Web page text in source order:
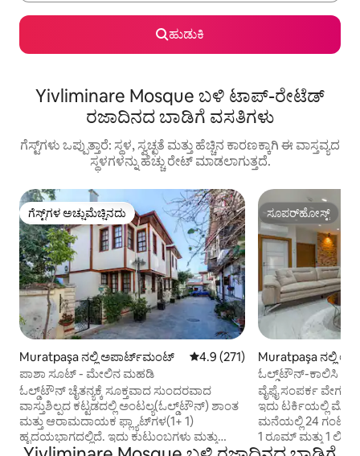
ಹುಡುಕಿ
Yivliminare Mosque ಬಳಿ ಟಾಪ್-ರೇಟೆಡ್
ರಜಾದಿನದ ಬಾಡಿಗೆ ವಸತಿಗಳು
ಗೆಸ್ಟ್‌ಗಳು ಒಪ್ಪುತ್ತಾರೆ: ಸ್ಥಳ, ಸ್ವಚ್ಛತೆ ಮತ್ತು ಹೆಚ್ಚಿನ ಕಾರಣಕ್ಕಾಗಿ ಈ ವಾಸ್ತವ್ಯದ
ಸ್ಥಳಗಳನ್ನು ಹೆಚ್ಚು ರೇಟ್ ಮಾಡಲಾಗುತ್ತದೆ.
ಗೆಸ್ಟ್‌ಗಳ ಅಚ್ಚುಮೆಚ್ಚಿನದು
ಗೆಸ್ಟ್‌ಗಳ ಅಚ್ಚುಮೆಚ್ಚಿನದು
Muratpaşa ನಲ್ಲಿ ಅಪಾರ್ಟ್‌ಮಂಟ್ 5 ರಲ್ಲಿ 4.9 ಸರಾಸರಿ ರೇಟಿಂಗ್, 271
4.9 (271)
ಪಾಶಾ ಸೂಟ್ - ಮೇಲಿನ ಮಹಡಿ
ಓಲ್ಡ್‌ಟೌನ್ ಚೈತನ್ಯಕ್ಕೆ ಸೂಕ್ತವಾದ ಸುಂದರವಾದ
ವಾಸ್ತುಶಿಲ್ಪದ ಕಟ್ಟಡದಲ್ಲಿ ಅಂಟಲ್ಯ(ಓಲ್ಡ್‌ಟೌನ್) ಶಾಂತ
ಮತ್ತು ಆರಾಮದಾಯಕ ಫ್ಲ್ಯಾಟ್‌ಗಳ(1+ 1)
ಹೃದಯಭಾಗದಲ್ಲಿದೆ. ಇದು ಕುಟುಂಬಗಳು ಮತ್ತು
ದಂಪತಿಗಳಿಗೆ ಸೂಕ್ತವಾಗಿದೆ. ಎಲ್ಲಾ ರೂಮ್‌ಗಳಿಗೆ ಹೊಸ
ಸೂಪರ್‌ಹೋಸ್ಟ್
ಸೂಪರ್‌ಹೋಸ್ಟ್
Muratpaşa ನಲ್ಲಿ
ಓಲ್ಡ್‌ಟೌನ್-ಕಾಲಿಸಿ
ವೈಫೈ ಸಂಪರ್ಕ
ಇದು ಟರ್ಕಿಯಲ್ಲಿ
ಮನೆಯಲ್ಲಿ 24 ಗಂಟೆಗಳ
1 ರೂಮ್ ಮತ್ತು 1